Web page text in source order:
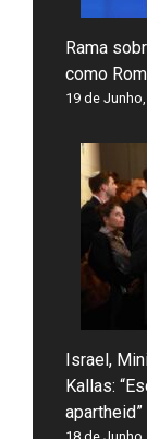
Rama
como
19 de
Israel,
Kallas:
apartheid”